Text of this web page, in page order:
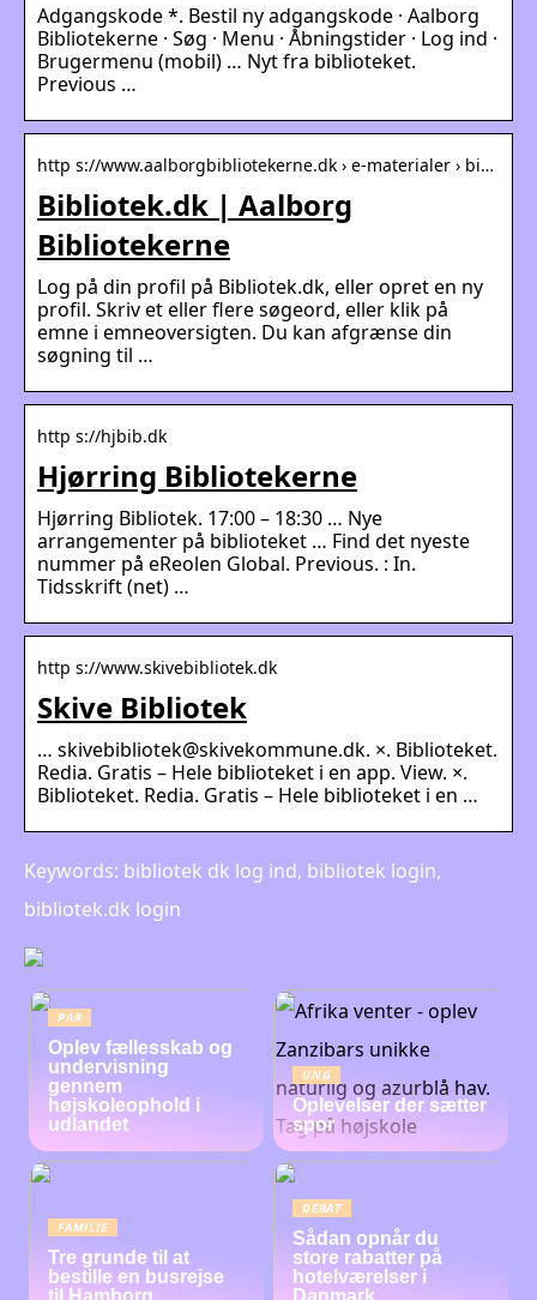
Adgangskode *. Bestil ny adgangskode · Aalborg
Bibliotekerne · Søg · Menu · Åbningstider · Log ind ·
Brugermenu (mobil) … Nyt fra biblioteket.
Previous …
http s://www.aalborgbibliotekerne.dk › e-materialer › bi…
Bibliotek.dk | Aalborg
Bibliotekerne
Log på din profil på Bibliotek.dk, eller opret en ny
profil. Skriv et eller flere søgeord, eller klik på
emne i emneoversigten. Du kan afgrænse din
søgning til …
http s://hjbib.dk
Hjørring Bibliotekerne
Hjørring Bibliotek. 17:00 – 18:30 … Nye
arrangementer på biblioteket … Find det nyeste
nummer på eReolen Global. Previous. : In.
Tidsskrift (net) …
http s://www.skivebibliotek.dk
Skive Bibliotek
… skivebibliotek@skivekommune.dk. ×. Biblioteket.
Redia. Gratis – Hele biblioteket i en app. View. ×.
Biblioteket. Redia. Gratis – Hele biblioteket i en …
Keywords: bibliotek dk log ind, bibliotek login,
bibliotek.dk login
PAR
Oplev fællesskab og
undervisning
gennem
højskoleophold i
udlandet
UNG
Oplevelser der sætter
spor
FAMILIE
Tre grunde til at
bestille en busrejse
DEBAT
Sådan opnår du
store rabatter på
hotelværelser i